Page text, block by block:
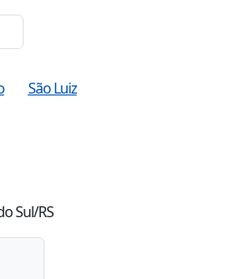
São Luiz
Sul/RS